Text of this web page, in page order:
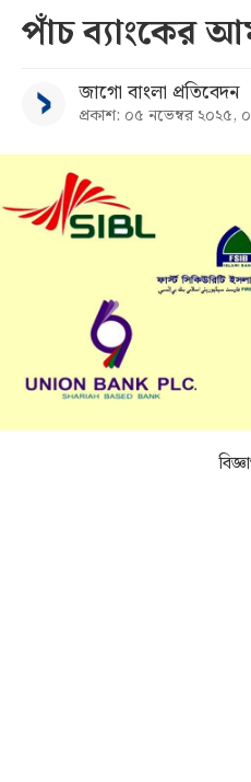
বিভাগ
আর্কাইভ
পাঁচ ব্যাংকের
জাগো বাংলা প্রতিবেদন
প্রকাশ: ০৫ নভেম্বর ২০২৫,